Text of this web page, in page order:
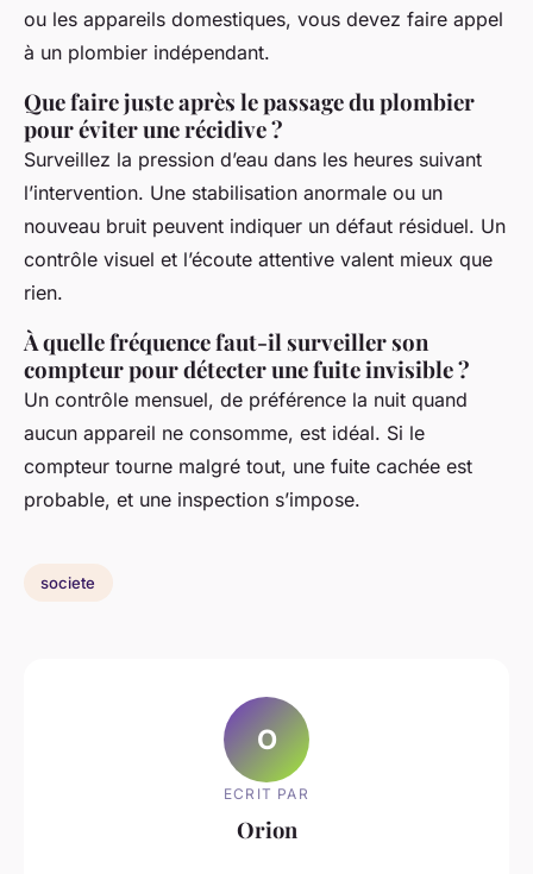
ou les appareils domestiques, vous devez faire appel
à un plombier indépendant.
Que faire juste après le passage du plombier
pour éviter une récidive ?
Surveillez la pression d’eau dans les heures suivant
l’intervention. Une stabilisation anormale ou un
nouveau bruit peuvent indiquer un défaut résiduel. Un
contrôle visuel et l’écoute attentive valent mieux que
rien.
À quelle fréquence faut-il surveiller son
compteur pour détecter une fuite invisible ?
Un contrôle mensuel, de préférence la nuit quand
aucun appareil ne consomme, est idéal. Si le
compteur tourne malgré tout, une fuite cachée est
probable, et une inspection s’impose.
societe
O
ECRIT PAR
Orion